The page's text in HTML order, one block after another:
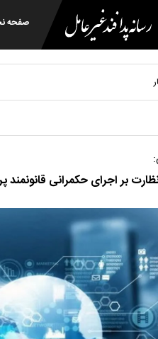
صفحه
بر اجرای حکمرانی قانونمند